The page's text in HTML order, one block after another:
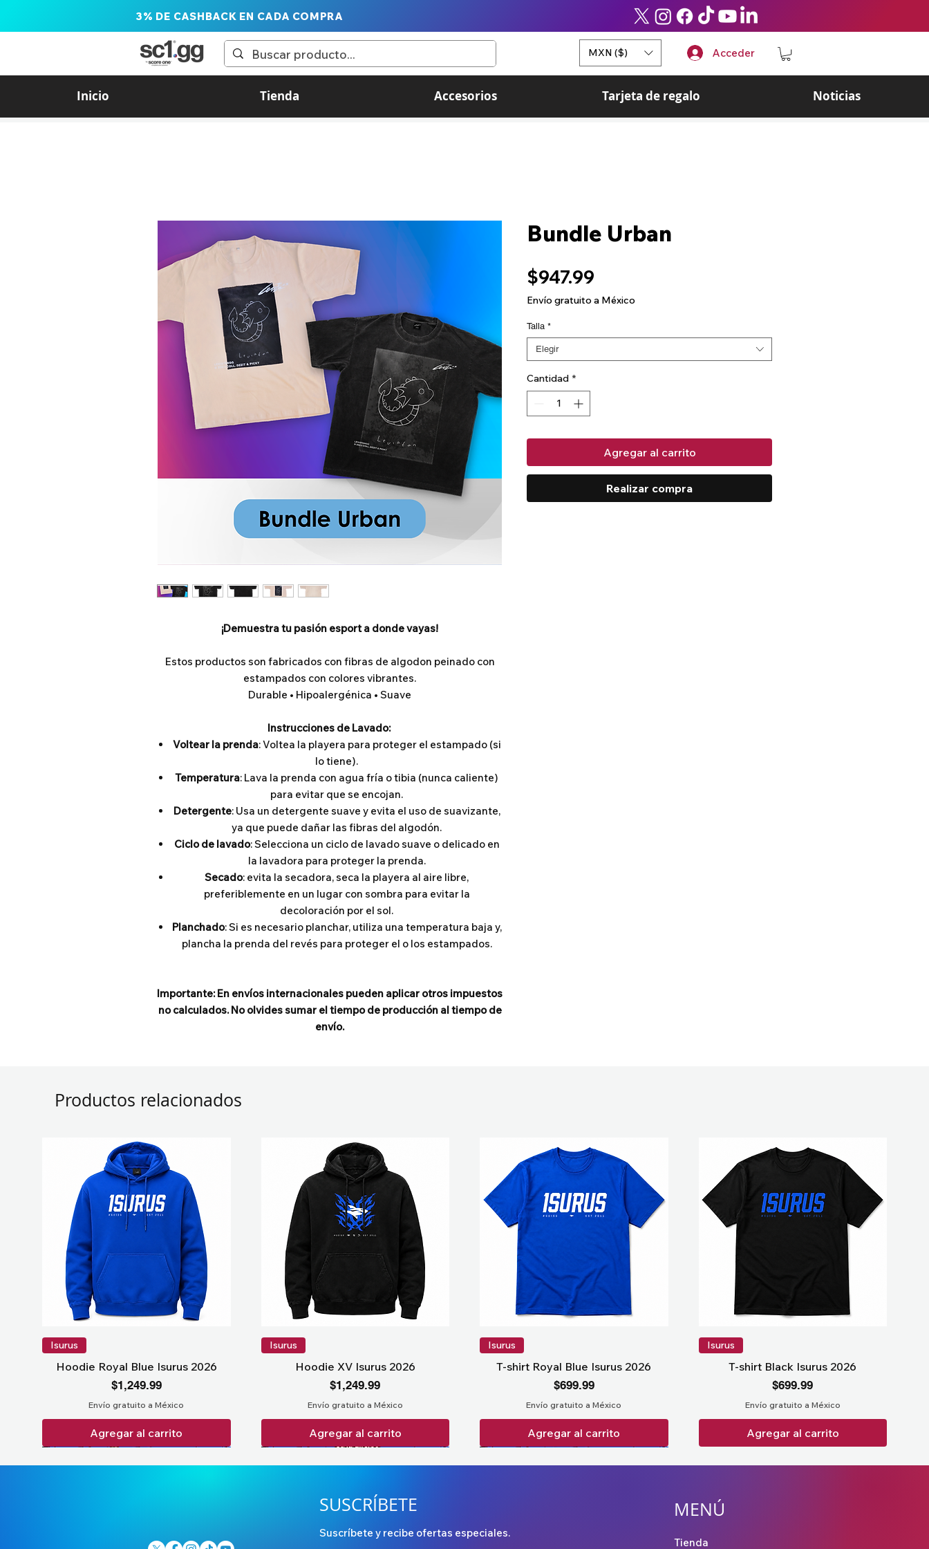
3% DE CASHBACK EN CADA COMPRA
MXN ($) Acceder
Inicio Tienda Accesorios Tarjeta de regalo Noticias
¡Demuestra tu pasión esport a donde vayas!
Estos productos son fabricados con fibras de algodon peinado con
estampados con colores vibrantes.
Durable • Hipoalergénica • Suave
Instrucciones de Lavado:
Voltear la prenda: Voltea la playera para proteger el estampado (si
lo tiene).
Temperatura: Lava la prenda con agua fría o tibia (nunca caliente)
para evitar que se encojan.
Detergente: Usa un detergente suave y evita el uso de suavizante,
ya que puede dañar las fibras del algodón.
Ciclo de lavado: Selecciona un ciclo de lavado suave o delicado en
la lavadora para proteger la prenda.
Secado: evita la secadora, seca la playera al aire libre,
preferiblemente en un lugar con sombra para evitar la
decoloración por el sol.
Planchado: Si es necesario planchar, utiliza una temperatura baja y,
plancha la prenda del revés para proteger el o los estampados.
Importante: En envíos internacionales pueden aplicar otros impuestos
no calculados. No olvides sumar el tiempo de producción al tiempo de
envío.
Bundle Urban
$947.99
Envío gratuito a México
Talla *
Elegir
Cantidad *
Agregar al carrito
Realizar compra
Productos relacionados
Isurus
Hoodie Royal Blue Isurus 2026
Precio
$1,249.99
Envío gratuito a México
Agregar al carrito
Isurus
Hoodie XV Isurus 2026
Precio
$1,249.99
Envío gratuito a México
Agregar al carrito
Isurus
T-shirt Royal Blue Isurus 2026
Precio
$699.99
Envío gratuito a México
Agregar al carrito
Isurus
T-shirt Black Isurus 2026
Precio
$699.99
Envío gratuito a México
Agregar al carrito
SUSCRÍBETE
Suscríbete y recibe ofertas especiales.
MENÚ
Tienda